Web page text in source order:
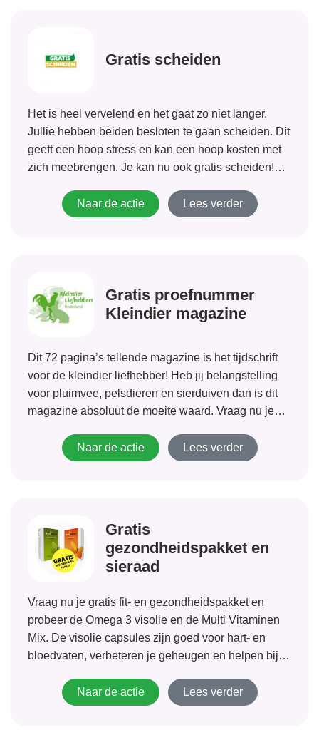
Gratis scheiden
Het is heel vervelend en het gaat zo niet langer.
Jullie hebben beiden besloten te gaan scheiden. Dit
geeft een hoop stress en kan een hoop kosten met
zich meebrengen. Je kan nu ook gratis scheiden!
alleen...
Naar de actie Lees verder
Gratis proefnummer
Kleindier magazine
Dit 72 pagina’s tellende magazine is het tijdschrift
voor de kleindier liefhebber! Heb jij belangstelling
voor pluimvee, pelsdieren en sierduiven dan is dit
magazine absoluut de moeite waard. Vraag nu je
Naar de actie
Lees verder
Gratis
gezondheidspakket en
sieraad
Vraag nu je gratis fit- en gezondheidspakket en
probeer de Omega 3 visolie en de Multi Vitaminen
Mix. De visolie capsules zijn goed voor hart- en
bloedvaten, verbeteren je geheugen en helpen bij
betere weerstand en extra...
Naar de actie Lees verder